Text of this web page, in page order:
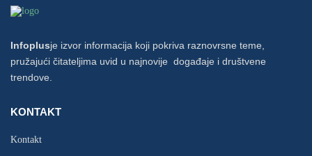
Infoplusje izvor informacija koji pokriva raznovrsne teme,
pružajući čitateljima uvid u najnovije događaje i društvene
trendove.
KONTAKT
Kontakt